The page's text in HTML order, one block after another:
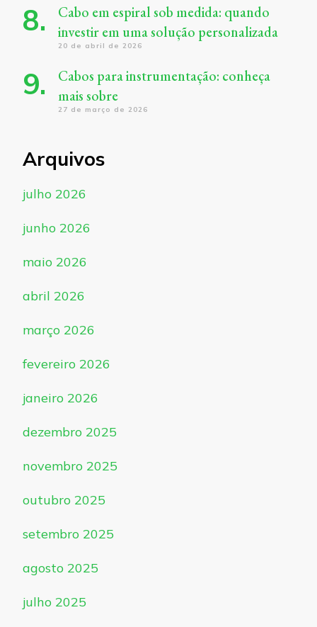
Cabo em espiral sob medida: quando
investir em uma solução personalizada
20 de abril de 2026
Cabos para instrumentação: conheça
mais sobre
27 de março de 2026
Arquivos
julho 2026
junho 2026
maio 2026
abril 2026
março 2026
fevereiro 2026
janeiro 2026
dezembro 2025
novembro 2025
outubro 2025
setembro 2025
agosto 2025
julho 2025